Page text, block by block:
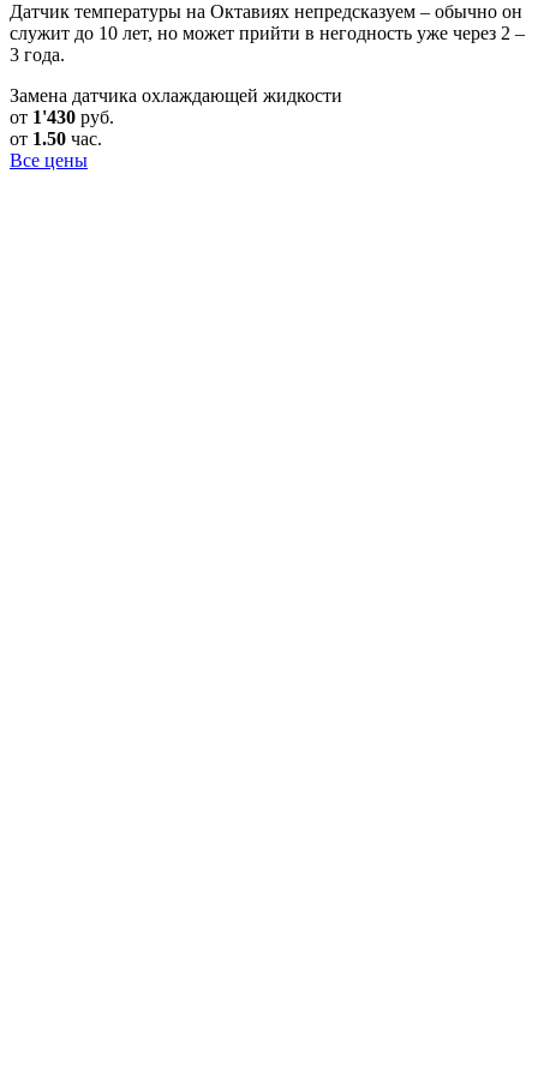
Датчик температуры на Октавиях непредсказуем – обычно он
служит до 10 лет, но может прийти в негодность уже через 2 –
3 года.
Замена датчика охлаждающей жидкости
от 1'430 руб.
от 1.50 час.
Все цены